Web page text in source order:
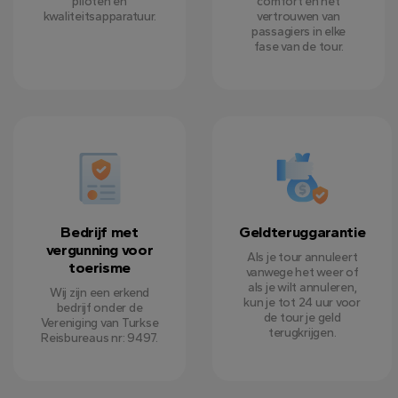
kwaliteitsapparatuur.
vertrouwen van
passagiers in elke
fase van de tour.
Bedrijf met
vergunning voor
toerisme
Wij zijn een erkend
bedrijf onder de
Vereniging van Turkse
Reisbureaus nr: 9497.
Geldteruggarantie
Als je tour annuleert
vanwege het weer of
als je wilt annuleren,
kun je tot 24 uur voor
de tour je geld
terugkrijgen.